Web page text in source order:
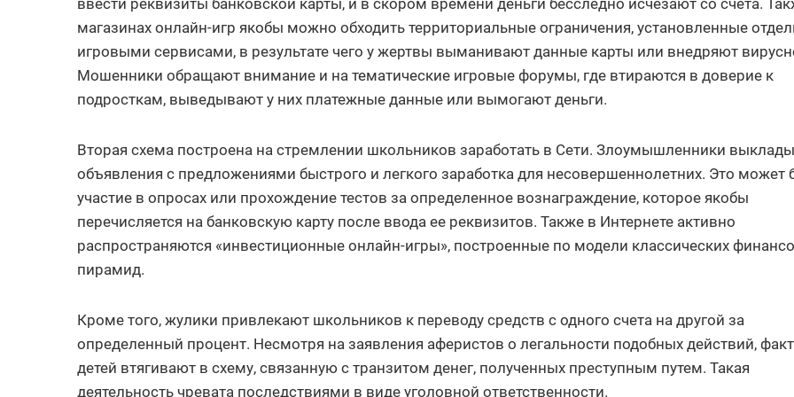
ввести реквизиты банковской карты, и в скором времени деньги бесследно исчезают со счета.
магазинах онлайн-игр якобы можно обходить территориальные ограничения, установленные
игровыми сервисами, в результате чего у жертвы выманивают данные карты или внедряют
Мошенники обращают внимание и на тематические игровые форумы, где втираются в доверие к
подросткам, выведывают у них платежные данные или вымогают деньги.
Вторая схема построена на стремлении школьников заработать в Сети. Злоумышленники
объявления с предложениями быстрого и легкого заработка для несовершеннолетних. Это может
участие в опросах или прохождение тестов за определенное вознаграждение, которое якобы
перечисляется на банковскую карту после ввода ее реквизитов. Также в Интернете активно
распространяются «инвестиционные онлайн-игры», построенные по модели классических
пирамид.
Кроме того, жулики привлекают школьников к переводу средств с одного счета на другой за
определенный процент. Несмотря на заявления аферистов о легальности подобных действий,
детей втягивают в схему, связанную с транзитом денег, полученных преступным путем. Такая
деятельность чревата последствиями в виде уголовной ответственности.